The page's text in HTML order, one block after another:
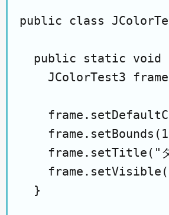
public class
public static void
JColorTest3
frame.setTitle("
  }